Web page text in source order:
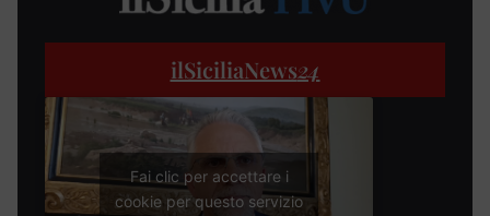
ilSiciliaNews24
Fai clic per accettare i
cookie per questo servizio